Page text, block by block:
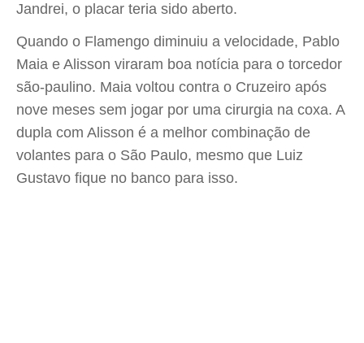
Jandrei, o placar teria sido aberto.
Quando o Flamengo diminuiu a velocidade, Pablo
Maia e Alisson viraram boa notícia para o torcedor
são-paulino. Maia voltou contra o Cruzeiro após
nove meses sem jogar por uma cirurgia na coxa. A
dupla com Alisson é a melhor combinação de
volantes para o São Paulo, mesmo que Luiz
Gustavo fique no banco para isso.